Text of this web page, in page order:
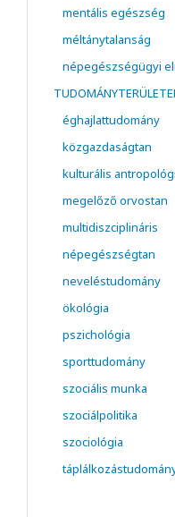
mentális egészség
méltánytalanság
népegészségügyi
éghajlattudomány
közgazdaságtan
kulturális
megelőző orvostan
multidiszciplináris
népegészségtan
neveléstudomány
ökológia
pszichológia
sporttudomány
szociális munka
szociálpolitika
szociológia